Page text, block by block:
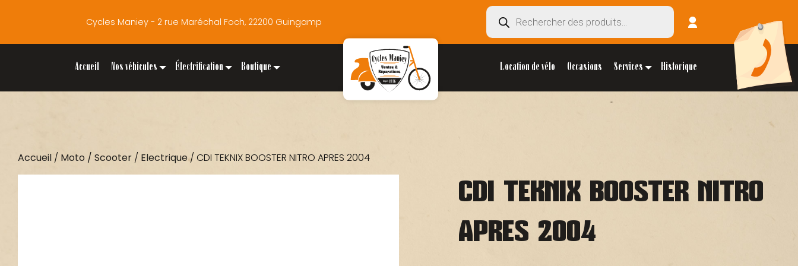
Cycles Maniey - 2 rue Maréchal Foch, 22200 Guingamp
Recherche
produits
Accueil Nos véhicules Électrification Boutique Location de vélo Occasions Services Historique
Accueil / Moto / Scooter / Electrique/ CDI TEKNIX BOOSTER NITRO APRES 2004
CDI TEKNIX BOOSTER NITRO
APRES 2004